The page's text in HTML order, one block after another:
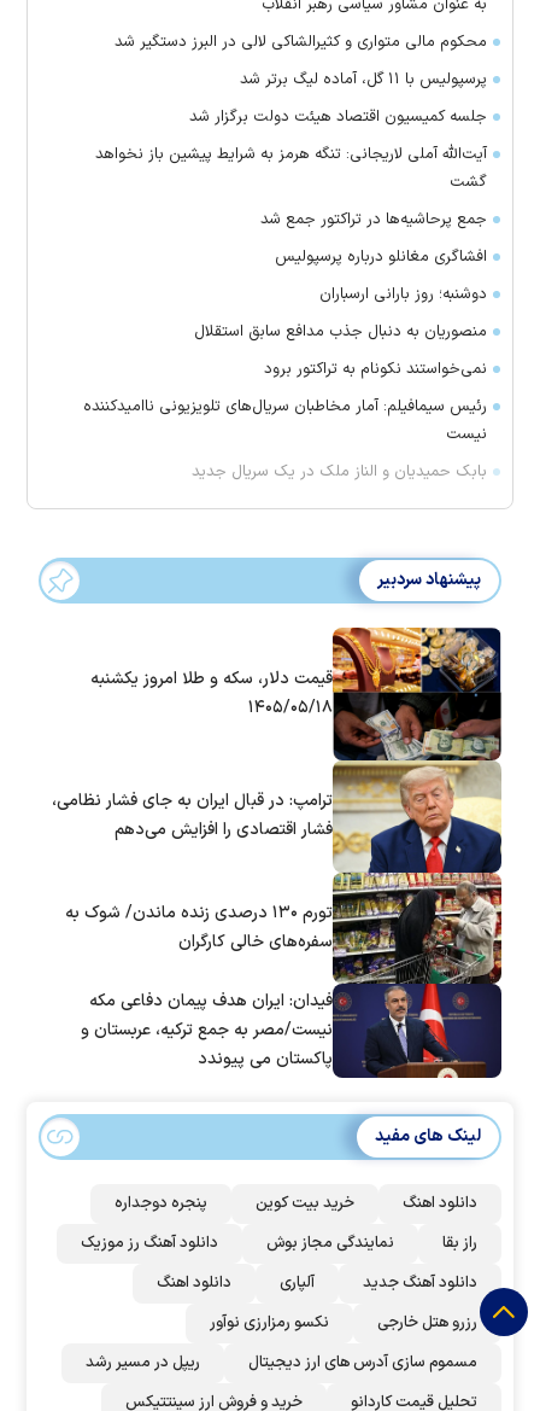
به عنوان مشاور سیاسی رهبر انقلاب
محکوم مالی متواری و کثیرالشاکی لالی در البرز دستگیر شد
پرسپولیس با ۱۱ گل، آماده لیگ برتر شد
جلسه کمیسیون اقتصاد هیئت دولت برگزار شد
آیت‌الله آملی لاریجانی: تنگه هرمز به شرایط پیشین باز نخواهد
گشت
جمع پرحاشیه‌ها در تراکتور جمع شد
افشاگری مغانلو درباره پرسپولیس
دوشنبه؛ روز بارانی ارسباران
منصوریان به دنبال جذب مدافع سابق استقلال
‌نمی‌خواستند نکونام به تراکتور برود
رئیس سیمافیلم: آمار مخاطبان سریال‌های تلویزیونی ناامیدکننده
نیست
بابک حمیدیان و الناز ملک در یک سریال جدید
پیشنهاد سردبیر
قیمت دلار، سکه و طلا امروز یکشنبه
۱۴۰۵/۰۵/۱۸
ترامپ: در قبال ایران به جای فشار نظامی،
فشار اقتصادی را افزایش می‌دهم
تورم ۱۳۰ درصدی زنده ماندن/ شوک به
سفره‌های خالی کارگران
فیدان: ایران هدف پیمان دفاعی مکه
نیست/مصر به جمع ترکیه، عربستان و
پاکستان می پیوندد
لینک های مفید
دانلود اهنگ خرید بیت کوین
پنجره دوجداره
راز بقا
نمایندگی مجاز بوش
دانلود آهنگ رز‌ موزیک
دانلود آهنگ جدید
آلپاری
دانلود اهنگ
رزرو هتل خارجی
نکسو رمزارزی نوآور
مسموم سازی آدرس های ارز دیجیتال
ریپل در مسیر رشد
تحلیل قیمت کاردانو
خرید و فروش ارز سینتتیکس